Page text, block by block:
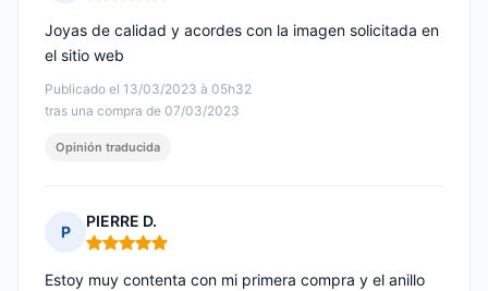
Publicado el 13/03/2023 à 05h32
tras una compra de 07/03/2023
Joyas de calidad y acordes con la imagen solicitada en
el sitio web
Opinión traducida
P
PIERRE D.
Nota: 5 de 5
Estoy muy contenta con mi primera compra y el anillo